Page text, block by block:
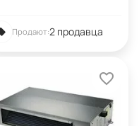
Продают:2 продавца